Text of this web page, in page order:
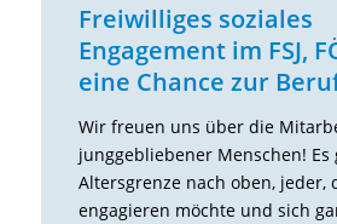
Freiwilliges soziales
Engagement im FSJ,
eine Chance zur
Wir freuen uns über die
junggebliebener Menschen! Es
Altersgrenze nach oben, jeder,
engagieren möchte und sich